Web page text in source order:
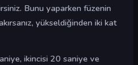
Bunu yaparken füzenin
yükseldiğinden iki kat
ikincisi 20 saniye ve